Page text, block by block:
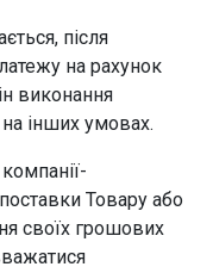
після
на рахунок
виконання
інших умовах.
Товару або
своїх грошових